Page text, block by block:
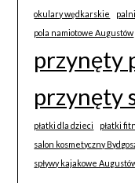
okulary wędkarskie
pola namiotowe Augustów
przynęty
przynęty
płatki dla dzieci płatki
salon kosmetyczny
spływy kajakowe